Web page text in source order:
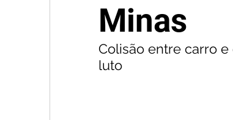
Minas
Colisão entre carro
luto